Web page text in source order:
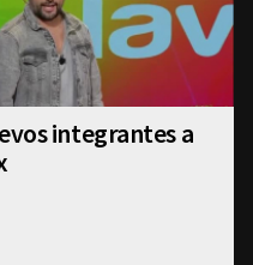
integrantes a